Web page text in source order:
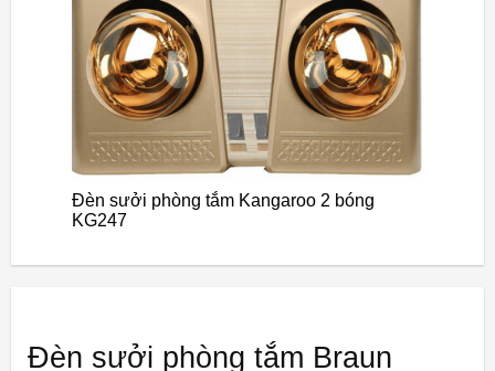
Đèn sưởi phòng tắm Kangaroo 2 bóng
KG247
Đèn sưởi phòng tắm Braun